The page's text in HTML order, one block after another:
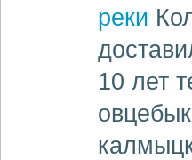
реки
10 лет